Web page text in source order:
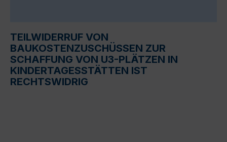
TEILWIDERRUF VON
BAUKOSTENZUSCHÜSSEN ZUR
SCHAFFUNG VON U3-PLÄTZEN IN
KINDERTAGESSTÄTTEN IST
RECHTSWIDRIG